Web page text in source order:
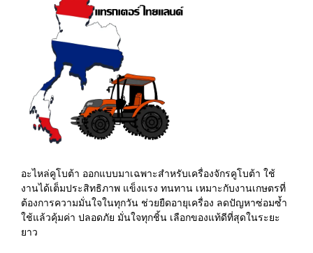
อะไหล่คูโบต้า ออกแบบมาเฉพาะสำหรับเครื่องจักรคูโบต้า ใช้
งานได้เต็มประสิทธิภาพ แข็งแรง ทนทาน เหมาะกับงานเกษตรที่
ต้องการความมั่นใจในทุกวัน ช่วยยืดอายุเครื่อง ลดปัญหาซ่อมซ้ำ
ใช้แล้วคุ้มค่า ปลอดภัย มั่นใจทุกชิ้น เลือกของแท้ดีที่สุดในระยะ
ยาว